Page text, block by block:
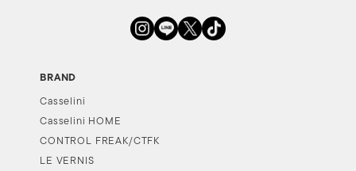
BRAND
Casselini
Casselini HOME
CONTROL FREAK/CTFK
LE VERNIS